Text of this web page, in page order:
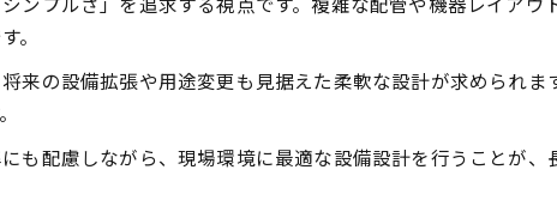
。
来の設備拡張や用途変更も見据えた柔軟な設計が求められ
も配慮しながら、現場環境に最適な設備設計を行うことが